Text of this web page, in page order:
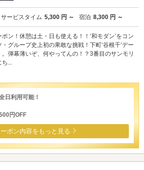
サービスタイム 5,300 円 ～ 宿泊 8,300 円 ～
ン！休憩は土・日も使える！！‘和モダン’をコン
グループ史上初の果敢な挑戦！下町‘谷根千’デー
。弾幕薄いぞ、何やってんの！？3番目のサンモリ
ち...
日利用可能！
円OFF
ポン内容をもっと見る